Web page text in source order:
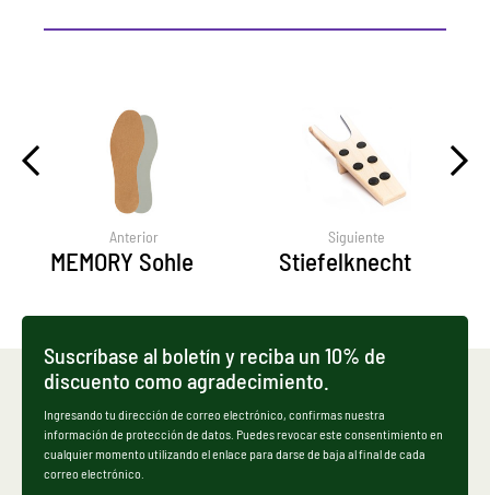
Anterior
MEMORY Sohle
Siguiente
Stiefelknecht
Suscríbase al boletín y reciba un 10% de
discuento como agradecimiento.
Ingresando tu dirección de correo electrónico, confirmas nuestra
información de protección de datos. Puedes revocar este consentimiento en
cualquier momento utilizando el enlace para darse de baja al final de cada
correo electrónico.